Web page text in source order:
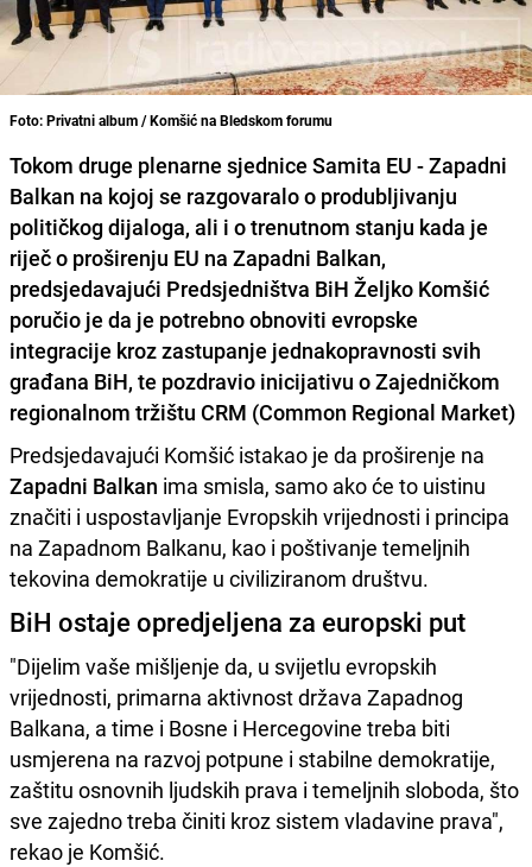
Foto: Privatni album / Komšić na Bledskom forumu
Tokom druge plenarne sjednice Samita EU - Zapadni
Balkan na kojoj se razgovaralo o produbljivanju
političkog dijaloga, ali i o trenutnom stanju kada je
riječ o proširenju EU na Zapadni Balkan,
predsjedavajući Predsjedništva BiH Željko Komšić
poručio je da je potrebno obnoviti evropske
integracije kroz zastupanje jednakopravnosti svih
građana BiH, te pozdravio inicijativu oZajedničkom
regionalnom tržištu CRM (Common Regional Market)
Predsjedavajući Komšić istakao je da proširenje na
Zapadni Balkan ima smisla, samo ako će to uistinu
značiti i uspostavljanje Evropskih vrijednosti i principa
na Zapadnom Balkanu, kao i poštivanje temeljnih
tekovina demokratije u civiliziranom društvu.
BiH ostaje opredjeljena za europski put
"Dijelim vaše mišljenje da, u svijetlu evropskih
vrijednosti, primarna aktivnost država Zapadnog
Balkana, a time i Bosne i Hercegovine treba biti
usmjerena na razvoj potpune i stabilne demokratije,
zaštitu osnovnih ljudskih prava i temeljnih sloboda, što
sve zajedno treba činiti kroz sistem vladavine prava",
rekao je Komšić.